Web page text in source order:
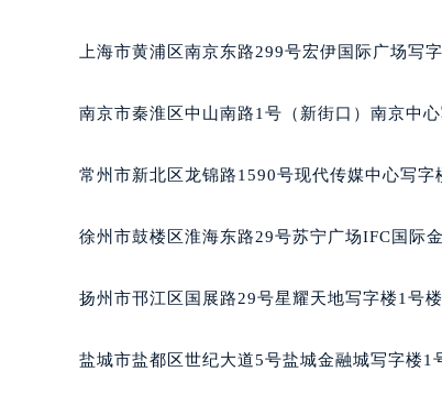
太原市迎泽区解放路15号亨得
沈阳市沈河区中街路83号亨得
温州市鹿城区锦绣路1067号
大连市中山区人民路15号国
东莞市东城街道鸿福东路1号
南通市崇川区工农路57号圆融
上海市黄浦区南京东路299号宏伊国际广场写
南京市秦淮区中山南路1号（新街口）南京中
常州市新北区龙锦路1590号现代传媒中心写字
徐州市鼓楼区淮海东路29号苏宁广场IFC国际
扬州市邗江区国展路29号星耀天地写字楼1号
盐城市盐都区世纪大道5号盐城金融城写字楼1